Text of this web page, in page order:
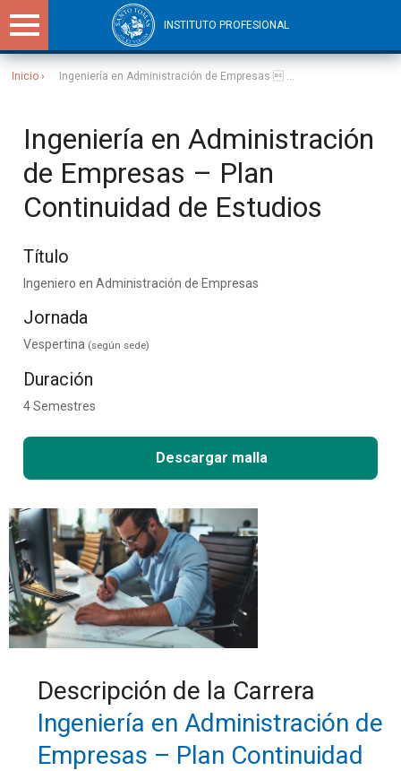
INSTITUTO PROFESIONAL
Inicio Ingeniería en Administración de Empresas  ...
Ingeniería en Administración
de Empresas – Plan
Continuidad de Estudios
Título
Ingeniero en Administración de Empresas
Jornada
Vespertina (según sede)
Duración
4 Semestres
Descargar malla
Descripción de la Carrera
Ingeniería en Administración de
Empresas – Plan Continuidad